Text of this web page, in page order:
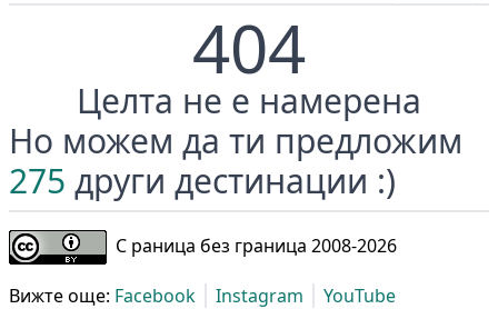
404
Целта не е намерена
Но можем да ти предложим
275 други дестинации :)
С раница без граница 2008-2026
Вижте още: Facebook Instagram YouTube